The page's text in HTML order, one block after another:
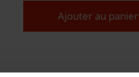
Ajouter au panier